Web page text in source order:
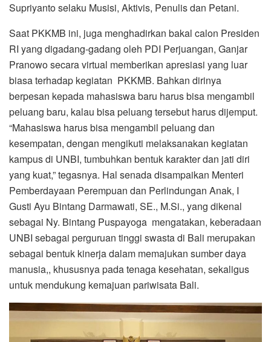
Supriyanto selaku Musisi, Aktivis, Penulis dan Petani.
Saat PKKMB ini, juga menghadirkan bakal calon Presiden
RI yang digadang-gadang oleh PDI Perjuangan, Ganjar
Pranowo secara virtual memberikan apresiasi yang luar
biasa terhadap kegiatan PKKMB. Bahkan dirinya
berpesan kepada mahasiswa baru harus bisa mengambil
peluang baru, kalau bisa peluang tersebut harus dijemput.
“Mahasiswa harus bisa mengambil peluang dan
kesempatan, dengan mengikuti melaksanakan kegiatan
kampus di UNBI, tumbuhkan bentuk karakter dan jati diri
yang kuat,” tegasnya. Hal senada disampaikan Menteri
Pemberdayaan Perempuan dan Perlindungan Anak, I
Gusti Ayu Bintang Darmawati, SE., M.Si., yang dikenal
sebagai Ny. Bintang Puspayoga mengatakan, keberadaan
UNBI sebagai perguruan tinggi swasta di Bali merupakan
sebagai bentuk kinerja dalam memajukan sumber daya
manusia,, khususnya pada tenaga kesehatan, sekaligus
untuk mendukung kemajuan pariwisata Bali.